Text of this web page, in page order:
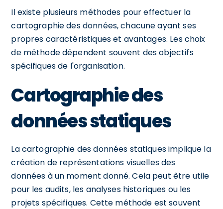
Il existe plusieurs méthodes pour effectuer la
cartographie des données, chacune ayant ses
propres caractéristiques et avantages. Les choix
de méthode dépendent souvent des objectifs
spécifiques de l'organisation.
Cartographie des
données statiques
La cartographie des données statiques implique la
création de représentations visuelles des
données à un moment donné. Cela peut être utile
pour les audits, les analyses historiques ou les
projets spécifiques. Cette méthode est souvent